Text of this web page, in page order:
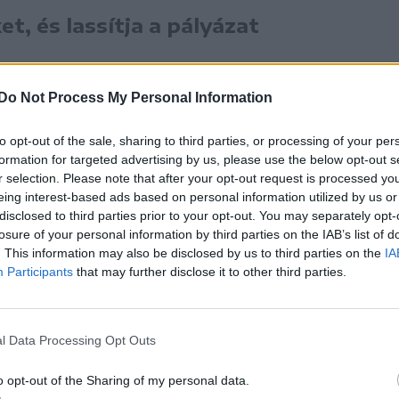
Do Not Process My Personal Information
opt-out of the sale, sharing to third parties, or processing of your
for targeted advertising by us, please use the below opt-out
selection. Please note that after your opt-out request is processed
interest-based ads based on personal information utilized by us
to third parties prior to your opt-out. You may separately
of your personal information by third parties on the IAB’s list of
This information may also be disclosed by us to third parties on the
Participants that may further disclose it to other third parties.
Data Processing Opt Outs
opt-out of the Sharing of my personal data.
és lassítja a pályázat
kiderül, hogy változtak az igénylőt érintő
kell lennie, hanem az épületben
kell szolgálnia, azaz melléképületekre
révén napelemeket szereltetni.
lehet bővíteni az új kiírás segítségével.
hogy a
kötelezően hibrid
ami növeli az